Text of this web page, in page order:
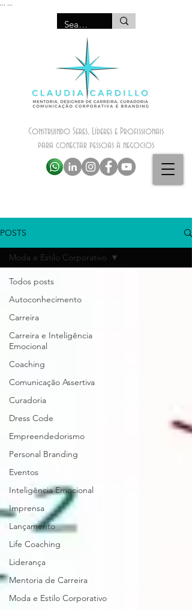
Construindo Seres, Líderes e Profissionais
para conectar pessoas à negocios
POSTS
Todos posts
Autoconhecimento
Carreira
Carreira e Inteligência
Emocional
Coaching
Comunicação Assertiva
Curadoria
Dress Code
Empreendedorismo
Personal Branding
Eventos
Inteligência Emocional
Imprensa
Lançamento
Life Coaching
Liderança
Mentoria de Carreira
Moda e Estilo Corporativo
Moda e Estilo Corporativo